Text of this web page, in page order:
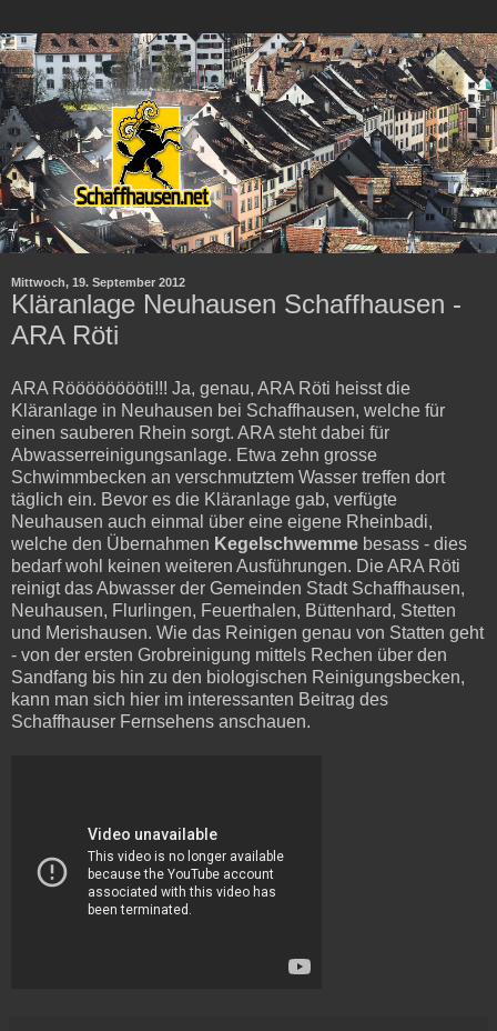
Mittwoch, 19. September 2012
Kläranlage Neuhausen Schaffhausen -
ARA Röti
ARA Rööööööööti!!! Ja, genau, ARA Röti heisst die
Kläranlage in Neuhausen bei Schaffhausen, welche für
einen sauberen Rhein sorgt. ARA steht dabei für
Abwasserreinigungsanlage. Etwa zehn grosse
Schwimmbecken an verschmutztem Wasser treffen dort
täglich ein. Bevor es die Kläranlage gab, verfügte
Neuhausen auch einmal über eine eigene Rheinbadi,
welche den Übernahmen Kegelschwemme besass - dies
bedarf wohl keinen weiteren Ausführungen. Die ARA Röti
reinigt das Abwasser der Gemeinden Stadt Schaffhausen,
Neuhausen, Flurlingen, Feuerthalen, Büttenhard, Stetten
und Merishausen. Wie das Reinigen genau von Statten geht
- von der ersten Grobreinigung mittels Rechen über den
Sandfang bis hin zu den biologischen Reinigungsbecken,
kann man sich hier im interessanten Beitrag des
Schaffhauser Fernsehens anschauen.